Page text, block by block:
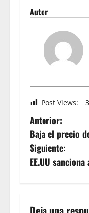
Autor
Post Views:
Anterior:
Baja el precio
Siguiente:
EE.UU